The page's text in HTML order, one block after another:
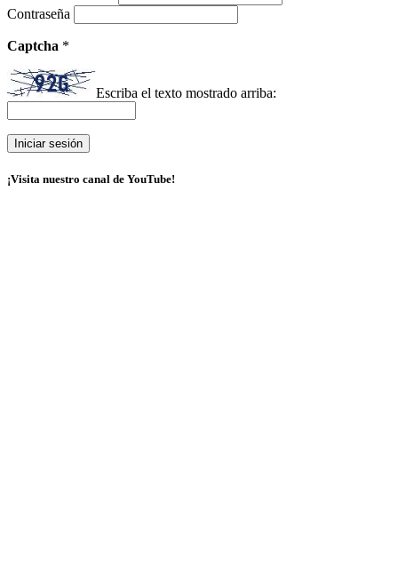
Contraseña
Captcha *
Escriba el texto mostrado arriba:
¡Visita nuestro canal de YouTube!